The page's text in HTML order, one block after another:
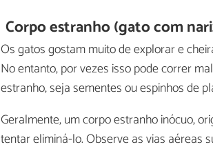
Corpo estranho (gato com
Os gatos gostam muito de explorar e
No entanto, por vezes isso pode correr
estranho, seja sementes ou espinhos de
Geralmente, um corpo estranho inócuo,
tentar eliminá-lo. Observe as vias aéreas